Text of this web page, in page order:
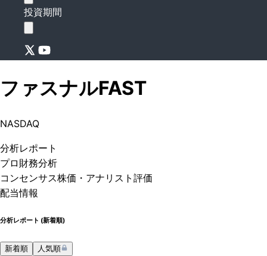
投資期間
ファスナルFAST
NASDAQ
分析レポート
プロ 財務分析
コンセンサス株価 ・アナリスト評価
配当情報
分析レポート (新着順)
新着順 人気順